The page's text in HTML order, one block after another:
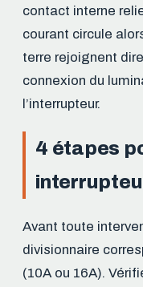
contact interne
courant circule
terre rejoignent
connexion du
l’interrupteur.
4 étapes
Avant toute
divisionnaire
(10A ou 16A).